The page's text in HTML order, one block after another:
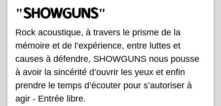
"SHOWGUNS"
Rock acoustique, à travers le prisme de la
mémoire et de l’expérience, entre luttes et
causes à défendre, SHOWGUNS nous pousse
à avoir la sincérité d’ouvrir les yeux et enfin
prendre le temps d’écouter pour s’autoriser à
agir - Entrée libre.